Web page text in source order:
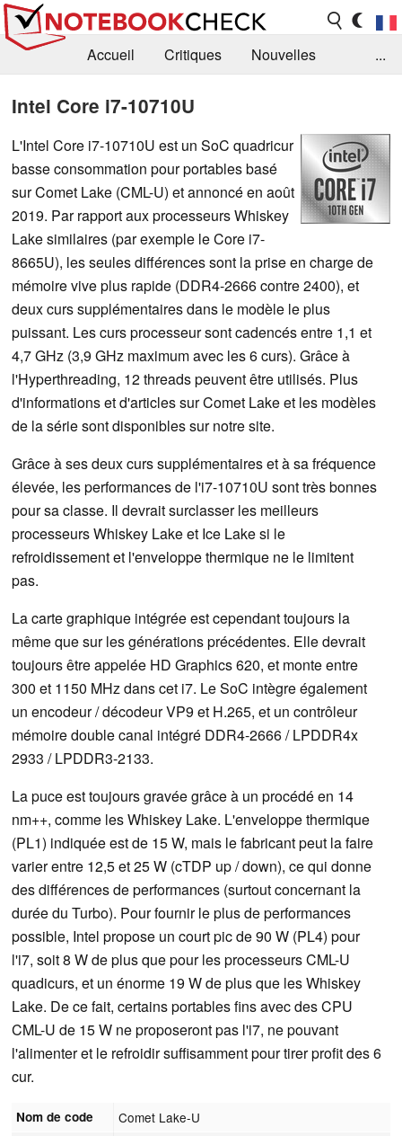
Accueil Critiques
Nouvelles
...
Intel Core i7-10710U
L'Intel Core i7-10710U est un SoC quadricur
basse consommation pour portables basé
sur Comet Lake (CML-U) et annoncé en août
2019. Par rapport aux processeurs Whiskey
Lake similaires (par exemple le Core i7-
8665U), les seules différences sont la prise en charge de
mémoire vive plus rapide (DDR4-2666 contre 2400), et
deux curs supplémentaires dans le modèle le plus
puissant. Les curs processeur sont cadencés entre 1,1 et
4,7 GHz (3,9 GHz maximum avec les 6 curs). Grâce à
l'Hyperthreading, 12 threads peuvent être utilisés. Plus
d'informations et d'articles sur Comet Lake et les modèles
de la série sont disponibles sur notre site.
Grâce à ses deux curs supplémentaires et à sa fréquence
élevée, les performances de l'i7-10710U sont très bonnes
pour sa classe. Il devrait surclasser les meilleurs
processeurs Whiskey Lake et Ice Lake si le
refroidissement et l'enveloppe thermique ne le limitent
pas.
La carte graphique intégrée est cependant toujours la
même que sur les générations précédentes. Elle devrait
toujours être appelée HD Graphics 620, et monte entre
300 et 1150 MHz dans cet i7. Le SoC intègre également
un encodeur / décodeur VP9 et H.265, et un contrôleur
mémoire double canal intégré DDR4-2666 / LPDDR4x
2933 / LPDDR3-2133.
La puce est toujours gravée grâce à un procédé en 14
nm++, comme les Whiskey Lake. L'enveloppe thermique
(PL1) indiquée est de 15 W, mais le fabricant peut la faire
varier entre 12,5 et 25 W (cTDP up / down), ce qui donne
des différences de performances (surtout concernant la
durée du Turbo). Pour fournir le plus de performances
possible, Intel propose un court pic de 90 W (PL4) pour
l'i7, soit 8 W de plus que pour les processeurs CML-U
quadicurs, et un énorme 19 W de plus que les Whiskey
Lake. De ce fait, certains portables fins avec des CPU
CML-U de 15 W ne proposeront pas l'i7, ne pouvant
l'alimenter et le refroidir suffisamment pour tirer profit des 6
cur.
Nom de code Comet Lake-U